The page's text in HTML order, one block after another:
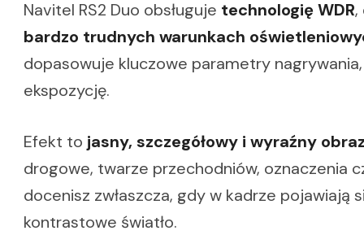
Navitel RS2 Duo obsługuje technologię WDR,
bardzo trudnych warunkach
dopasowuje kluczowe parametry
ekspozycję.
Efekt to jasny, szczegółowy i wyraźny
drogowe, twarze przechodniów, oznaczenia
docenisz zwłaszcza, gdy w kadrze
kontrastowe światło.